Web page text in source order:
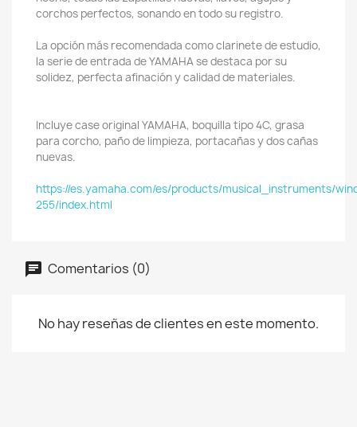
corchos perfectos, sonando en todo su registro.
La opción más recomendada como clarinete de estudio,
la serie de entrada de YAMAHA se destaca por su
solidez, perfecta afinación y calidad de materiales.
Incluye case original YAMAHA, boquilla tipo 4C, grasa
para corcho, paño de limpieza, portacañas y dos cañas
nuevas.
https://es.yamaha.com/es/products/musical_instruments/
255/index.html
Comentarios (0)
No hay reseñas de clientes en este momento.